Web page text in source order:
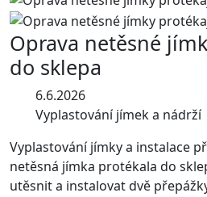
Oprava netěsné
do sklepa
6.6.2026
Vyplastování jímek a nádrží
Vyplastování jímky a instalace
netěsná jímka protékala do
utěsnit a instalovat dvě